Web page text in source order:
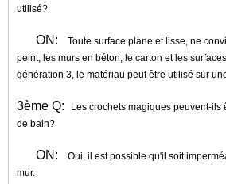
utilisé?
ON:
Toute surface plane et lisse, ne
peint, les murs en béton, le carton et les
génération 3, le matériau peut être utilisé sur
3ème Q:
Les crochets magiques peuvent-ils
de bain?
ON:
Oui, il est possible qu'il soit
mur.